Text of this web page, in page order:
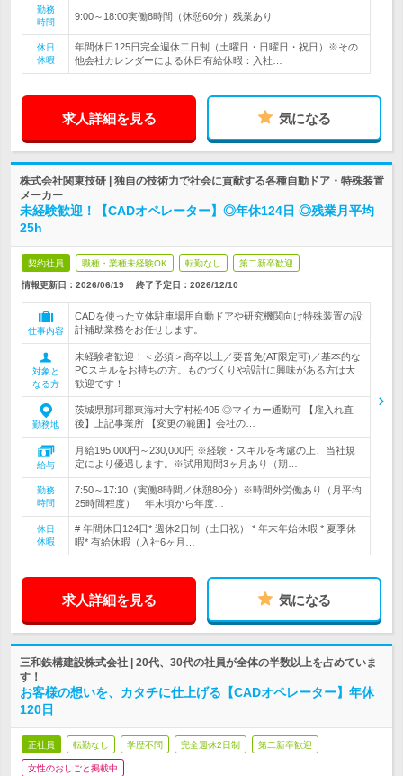
勤務
時間
9:00～18:00実働8時間（休憩60分）残業あり
休日
休暇
年間休日125日完全週休二日制（土曜日・日曜日・祝日）※その
他会社カレンダーによる休日有給休暇：入社…
求人詳細を見る 気になる
株式会社関東技研 | 独自の技術力で社会に貢献する各種自動ドア・特殊装置
メーカー
未経験歓迎！【CADオペレーター】◎年休124日 ◎残業月平均
25h
契約社員 職種・業種未経験OK 転勤なし 第二新卒歓迎
情報更新日：2026/06/19 終了予定日： 2026/12/10
仕事内容
CADを使った立体駐車場用自動ドアや研究機関向け特殊装置の設
計補助業務をお任せします。
対象と
なる方
未経験者歓迎！＜必須＞高卒以上／要普免(AT限定可)／基本的な
PCスキルをお持ちの方。ものづくりや設計に興味がある方は大
歓迎です！
勤務地
茨城県那珂郡東海村大字村松405 ◎マイカー通勤可 【雇入れ直
後】上記事業所 【変更の範囲】会社の…
給与
月給195,000円～230,000円 ※経験・スキルを考慮の上、当社規
定により優遇します。※試用期間3ヶ月あり（期…
勤務
時間
7:50～17:10（実働8時間／休憩80分）※時間外労働あり（月平均
25時間程度） 年末頃から年度…
休日
休暇
# 年間休日124日* 週休2日制（土日祝） * 年末年始休暇 * 夏季休
暇* 有給休暇（入社6ヶ月…
求人詳細を見る 気になる
三和鉄構建設株式会社 | 20代、30代の社員が全体の半数以上を占めていま
す！
お客様の想いを、カタチに仕上げる【CADオペレーター】年休
120日
正社員 転勤なし 学歴不問 完全週休2日制 第二新卒歓迎
女性のおしごと掲載中